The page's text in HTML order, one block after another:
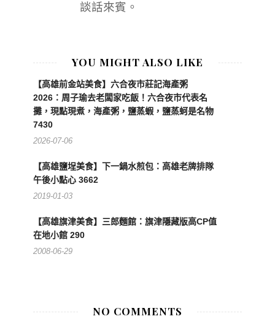
談話來賓。
YOU MIGHT ALSO LIKE
【高雄前金站美食】六合夜市莊記海產粥
2026：周子瑜去老闆家吃飯！六合夜市代表名
攤，現點現煮，海產粥，鹽蒸蝦，鹽蒸蚵是名物
7430
2026-07-06
【高雄鹽埕美食】下一鍋水煎包：高雄老牌排隊
午後小點心 3662
2019-01-03
【高雄旗津美食】三郎麵館：旗津隱藏版高CP值
在地小館 290
2008-06-29
NO COMMENTS